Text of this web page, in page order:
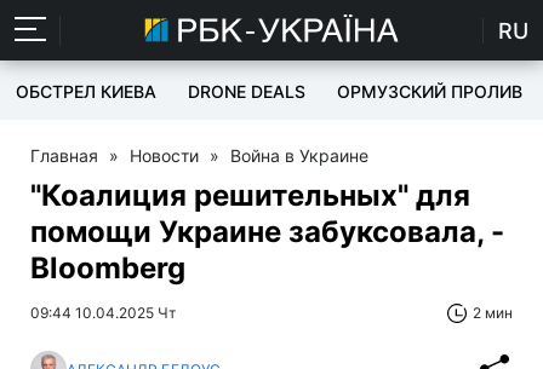
RU
ОБСТРЕЛ КИЕВА DRONE DEALS ОРМУЗСКИЙ ПРОЛИВ
Главная » Новости » Война в Украине
"Коалиция решительных" для
помощи Украине забуксовала, -
Bloomberg
09:44 10.04.2025 Чт 2 мин